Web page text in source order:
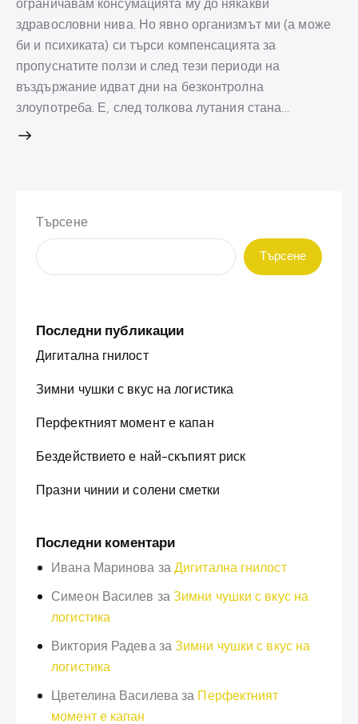
ограничавам консумацията му до някакви
здравословни нива. Но явно организмът ми (а може
би и психиката) си търси компенсацията за
пропуснатите ползи и след тези периоди на
въздържание идват дни на безконтролна
злоупотреба. Е, след толкова лутания стана…
Търсене
Търсене
Последни публикации
Дигитална гнилост
Зимни чушки с вкус на логистика
Перфектният момент е капан
Бездействието е най-скъпият риск
Празни чинии и солени сметки
Последни коментари
Ивана Маринова за Дигитална гнилост
Симеон Василев за Зимни чушки с вкус на
логистика
Виктория РадевазаЗимни чушки с вкус на
логистика
Цветелина Василева за Перфектният
момент е капан